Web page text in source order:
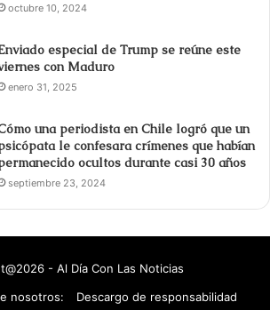
octubre 10, 2024
especial de Trump se reúne este
con Maduro
enero 31, 2025
una periodista en Chile logró que un
le confesara crímenes que habían
ocultos durante casi 30 años
septiembre 23, 2024
- Al Día Con Las Noticias
nosotros: Descargo de responsabilidad